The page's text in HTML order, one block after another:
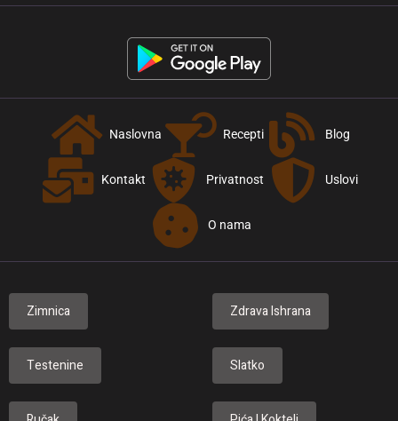
Naslovna Recepti Blog
Kontakt Privatnost Uslovi
O nama
Zimnica Zdrava Ishrana
Testenine Slatko